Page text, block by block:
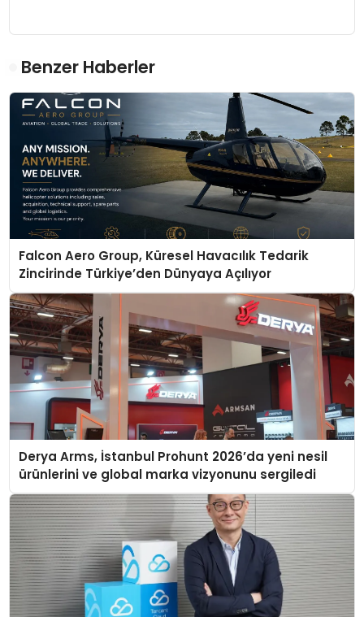
Benzer Haberler
Falcon Aero Group, Küresel Havacılık Tedarik
Zincirinde Türkiye’den Dünyaya Açılıyor
Derya Arms, İstanbul Prohunt 2026’da yeni nesil
ürünlerini ve global marka vizyonunu sergiledi